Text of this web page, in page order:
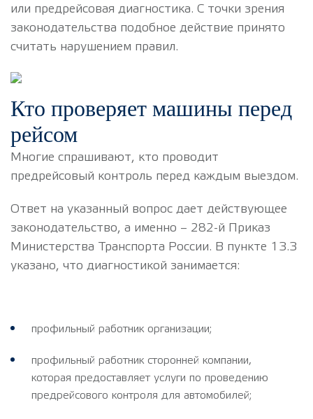
или предрейсовая диагностика. С точки зрения
законодательства подобное действие принято
считать нарушением правил.
Кто проверяет машины перед
рейсом
Многие спрашивают, кто проводит
предрейсовый контроль перед каждым выездом.
Ответ на указанный вопрос дает действующее
законодательство, а именно – 282-й Приказ
Министерства Транспорта России. В пункте 13.3
указано, что диагностикой занимается:
профильный работник организации;
профильный работник сторонней компании,
которая предоставляет услуги по проведению
предрейсового контроля для автомобилей;